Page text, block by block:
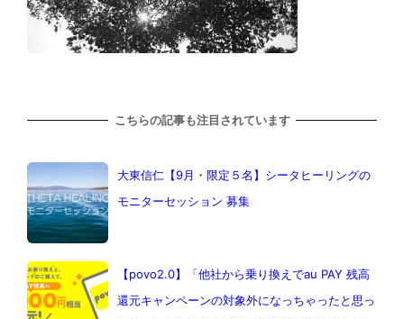
こちらの記事も注目されています
大東信仁【9月・限定５名】シータヒーリングの
モニターセッション 募集
【povo2.0】「他社から乗り換えでau PAY 残高
還元キャンペーンの対象外になっちゃったと思っ